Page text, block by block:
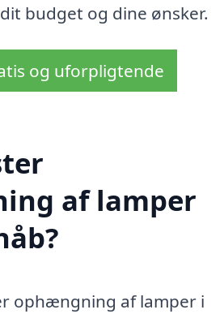
budget og dine ønsker.
og uforpligtende
af lamper
ophængning af lamper i